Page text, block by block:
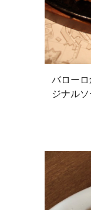
バロー
ジナル